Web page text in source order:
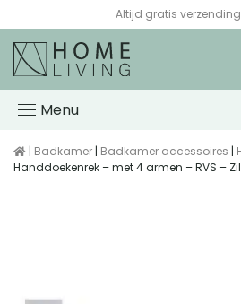
Voor 15:00 besteld, de
Menu
| Badkamer | Badkamer accessoires |
Handdoekenrek – met 4 armen – RVS –